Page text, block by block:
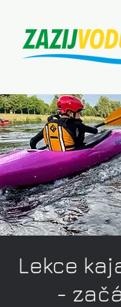
Lekce
-